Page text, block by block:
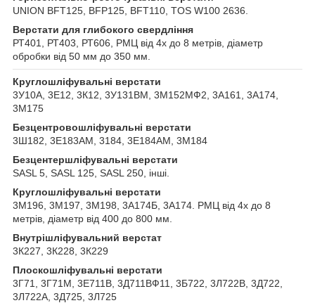
UNION BFT125, BFP125, BFT110, TOS W100 2636.
Верстати для глибокого свердління
РТ401, РТ403, РТ606, РМЦ від 4х до 8 метрів, діаметр
обробки від 50 мм до 350 мм.
Круглошліфувальні верстати
3У10А, 3Е12, 3К12, 3У131ВМ, 3М152МФ2, 3А161, 3А174,
3М175
Безцентровошліфувальні верстати
3Ш182, 3Е183АМ, 3184, 3Е184АМ, 3М184
Безцентершліфувальні верстати
SASL 5, SASL 125, SASL 250, інші.
Круглошліфувальні верстати
3М196, 3М197, 3М198, 3А174Б, 3А174. РМЦ від 4х до 8
метрів, діаметр від 400 до 800 мм.
Внутрішліфувальний верстат
3К227, 3К228, 3К229
Плоскошліфувальні верстати
3Г71, 3Г71М, 3Е711В, 3Д711ВФ11, 3Б722, 3Л722В, 3Д722,
3Л722А, 3Д725, 3Л725